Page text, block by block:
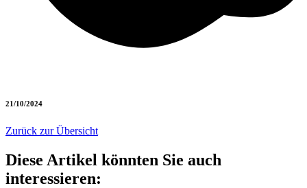
21/10/2024
Zurück zur Übersicht
Diese Artikel könnten Sie auch
interessieren: